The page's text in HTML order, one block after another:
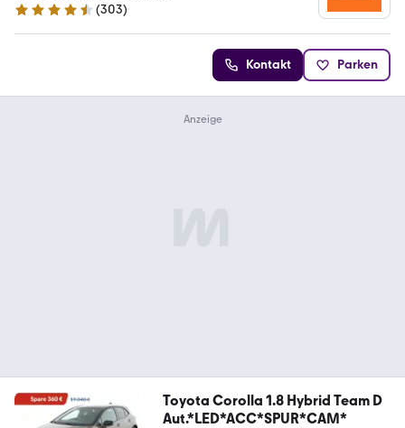
4.4 Sterne
(303)
Kontakt Parken
Toyota Corolla 1.8 Hybrid Team D
Aut.*LED*ACC*SPUR*CAM*